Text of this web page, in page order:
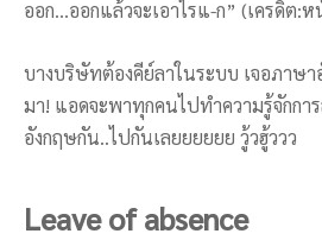
ออก…ออกแล้วจะเอาไรแ-ก” (เครดิต:
บางบริษัทต้องคีย์ลาในระบบ เจอภาษา
มา! แอดจะพาทุกคนไปทำความรู้จักกา
อังกฤษกัน..ไปกันเลยยยยยย วู้วฮู้ววว
Leave of absence